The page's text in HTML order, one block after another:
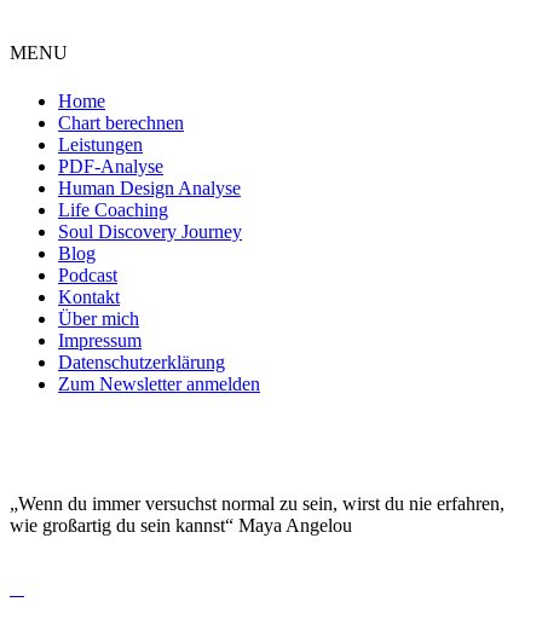
MENU
Home
Chart berechnen
Leistungen
PDF-Analyse
Human Design Analyse
Life Coaching
Soul Discovery Journey
Blog
Podcast
Kontakt
Über mich
Impressum
Datenschutzerklärung
Zum Newsletter anmelden
„Wenn du immer versuchst normal zu sein, wirst du nie erfahren,
wie großartig du sein kannst“ Maya Angelou